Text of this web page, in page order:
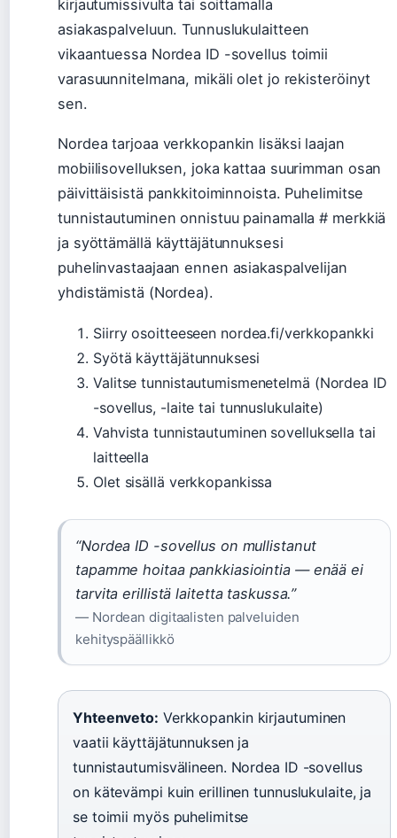
kirjautumissivulta tai soittamalla
asiakaspalveluun. Tunnuslukulaitteen
vikaantuessa Nordea ID -sovellus toimii
varasuunnitelmana, mikäli olet jo rekisteröinyt
sen.
Nordea tarjoaa verkkopankin lisäksi laajan
mobiilisovelluksen, joka kattaa suurimman osan
päivittäisistä pankkitoiminnoista. Puhelimitse
tunnistautuminen onnistuu painamalla # merkkiä
ja syöttämällä käyttäjätunnuksesi
puhelinvastaajaan ennen asiakaspalvelijan
yhdistämistä (Nordea).
Siirry osoitteeseen nordea.fi/verkkopankki
Syötä käyttäjätunnuksesi
Valitse tunnistautumismenetelmä (Nordea ID
-sovellus, -laite tai tunnuslukulaite)
Vahvista tunnistautuminen sovelluksella tai
laitteella
Olet sisällä verkkopankissa
“Nordea ID -sovellus on mullistanut
tapamme hoitaa pankkiasiointia — enää ei
tarvita erillistä laitetta taskussa.”
— Nordean digitaalisten palveluiden
kehityspäällikkö
Yhteenveto: Verkkopankin kirjautuminen
vaatii käyttäjätunnuksen ja
tunnistautumisvälineen. Nordea ID -sovellus
on kätevämpi kuin erillinen tunnuslukulaite, ja
se toimii myös puhelimitse